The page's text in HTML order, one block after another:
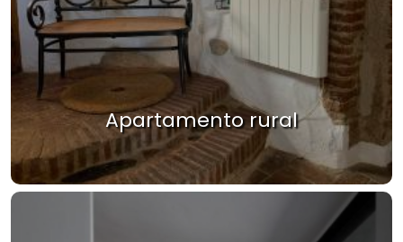
Apartamento rural